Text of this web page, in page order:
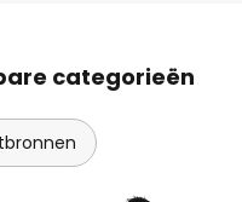
categorieën